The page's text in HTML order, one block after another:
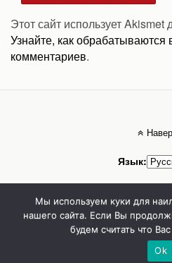
Этот сайт использует
Узнайте, как
комментариев.
Язык:
Мобильн.
Стоматолог Сумы, стоматологические
Сумах. | Частная
Мы используем куки для
нашего сайта. Если Вы
будем считать что
Ok